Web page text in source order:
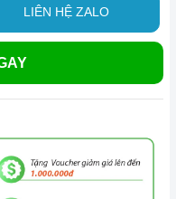
LIÊN HỆ ZALO